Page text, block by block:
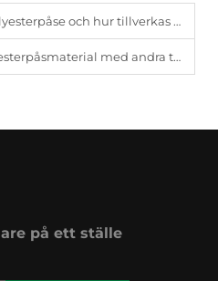
och hur tillverkas den år 2026?
med andra tyger?
på ett ställe